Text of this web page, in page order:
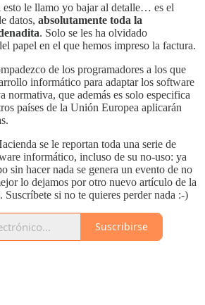
esto le llamo yo bajar al detalle… es el
datos, absolutamente toda la
. Solo se les ha olvidado
papel en el que hemos impreso la factura.
de los programadores a los que
informático para adaptar los software
normativa, que además es solo especifica
países de la Unión Europea aplicarán
se le reportan toda una serie de
informático, incluso de su no-uso: ya
sin hacer nada se genera un evento de no
lo dejamos por otro nuevo artículo de la
. Suscríbete si no te quieres perder nada :-)
Suscribirse